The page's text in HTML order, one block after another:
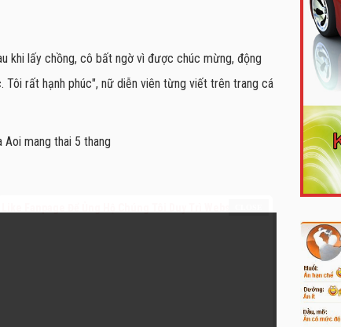
khi lấy chồng, cô bất ngờ vì được chúc mừng, động
Tôi rất hạnh phúc", nữ diễn viên từng viết trên trang cá